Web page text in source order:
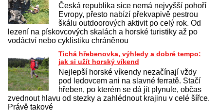
Česká republika sice nemá nejvyšší pohoří
Evropy, přesto nabízí překvapivě pestrou
škálu outdoorových aktivit po celý rok. Od
lezení na pískovcových skalách a horské turistiky až po
vodáctví nebo cyklistiku chráněnou
Tichá hřebenovka, výhledy a dobré tempo:
jak si užít horský víkend
Nejlepší horské víkendy nezačínají vždy
pod ledovcem ani na slavné ferratě. Stačí
hřeben, po kterém se dá jít plynule, občas
zvednout hlavu od stezky a zahlédnout krajinu v celé šířce.
Právě takové